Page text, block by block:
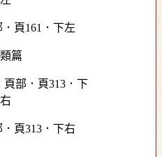
頁161．下左
頁313．下右